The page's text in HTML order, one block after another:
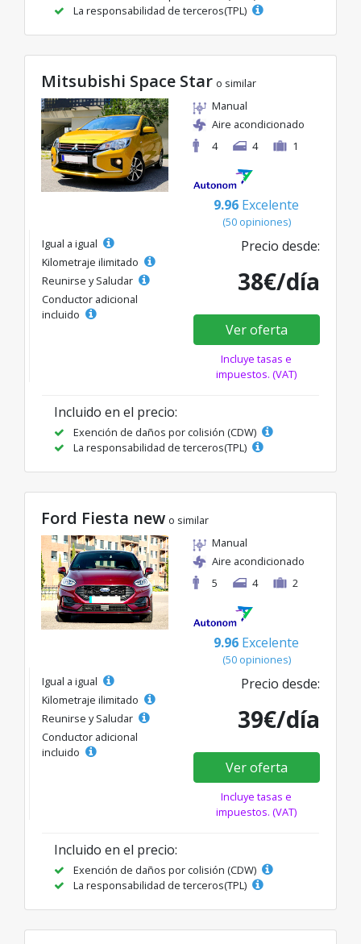
La responsabilidad de terceros(TPL)
Mitsubishi Space Star o similar
Manual
Aire acondicionado
4
4 1
9.96 Excelente
(50 opiniones)
Igual a igual
Kilometraje ilimitado
Reunirse y Saludar
Conductor adicional
incluido
Precio desde:
38€/día
Ver oferta
Incluye tasas e
impuestos. (VAT)
Incluido en el precio:
Exención de daños por colisión (CDW)
La responsabilidad de terceros(TPL)
Ford Fiesta new o similar
Manual
Aire acondicionado
5
4 2
9.96 Excelente
(50 opiniones)
Igual a igual
Kilometraje ilimitado
Reunirse y Saludar
Conductor adicional
incluido
Precio desde:
39€/día
Ver oferta
Incluye tasas e
impuestos. (VAT)
Incluido en el precio:
Exención de daños por colisión (CDW)
La responsabilidad de terceros(TPL)